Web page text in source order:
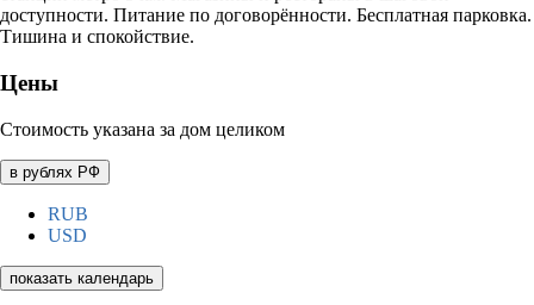
доступности. Питание по договорённости. Бесплатная парковка.
Тишина и спокойствие.
Цены
Стоимость указана за дом целиком
в рублях РФ
RUB
USD
показать календарь